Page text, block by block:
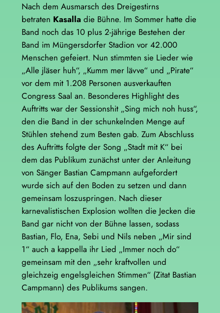
Nach dem Ausmarsch des Dreigestirns
betraten Kasalladie Bühne. Im Sommer hatte die
Band noch das 10 plus 2-jährige Bestehen der
Band im Müngersdorfer Stadion vor 42.000
Menschen gefeiert. Nun stimmten sie Lieder wie
„Alle jläser huh“, „Kumm mer lävve“ und „Pirate“
vor dem mit 1.208 Personen ausverkauften
Congress Saal an. Besonderes Highlight des
Auftritts war der Sessionshit „Sing mich noh huss“,
den die Band in der schunkelnden Menge auf
Stühlen stehend zum Besten gab. Zum Abschluss
des Auftritts folgte der Song „Stadt mit K“ bei
dem das Publikum zunächst unter der Anleitung
von Sänger Bastian Campmann aufgefordert
wurde sich auf den Boden zu setzen und dann
gemeinsam loszuspringen. Nach dieser
karnevalistischen Explosion wollten die Jecken die
Band gar nicht von der Bühne lassen, sodass
Bastian, Flo, Ena, Sebi und Nils neben „Mir sind
1“ auch a kappella ihr Lied „Immer noch do“
gemeinsam mit den „sehr kraftvollen und
gleichzeig engelsgleichen Stimmen“ (Zitat Bastian
Campmann) des Publikums sangen.